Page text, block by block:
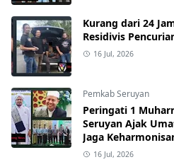
Kurang dari 24
Residivis
16 Jul, 2026
Pemkab Seruyan
Peringati 1
Seruyan Ajak
Jaga
16 Jul, 2026